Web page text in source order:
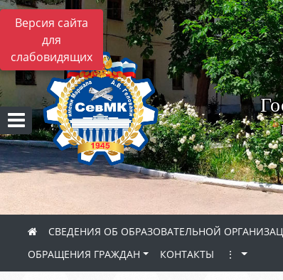
Версия сайта
для
слабовидящих
СВЕДЕНИЯ ОБ ОБРАЗОВАТЕЛЬНОЙ
ОБРАЩЕНИЯ ГРАЖДАН
КОНТАКТЫ ⋮